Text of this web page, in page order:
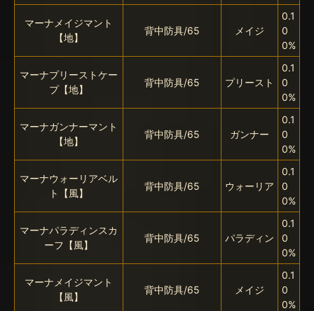
マーナメイジマント
【地】
背中防具/65 メイジ
0.1
0
0%
マーナプリーストケー
プ【地】
背中防具/65 プリースト
0.1
0
0%
マーナガンナーマント
【地】
背中防具/65 ガンナー
0.1
0
0%
マーナウォーリアベル
ト【風】
背中防具/65 ウォーリア
0.1
0
0%
マーナパラディンスカ
ーフ【風】
背中防具/65 パラディン
0.1
0
0%
マーナメイジマント
【風】
背中防具/65 メイジ
0.1
0
0%